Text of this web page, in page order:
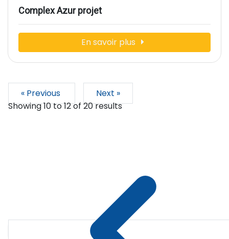
Complex Azur projet
En savoir plus
« Previous
Next »
Showing10to12of 20results